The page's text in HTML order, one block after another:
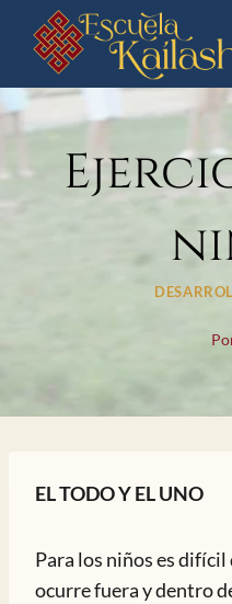
Saltar
contenido
EL TODO Y EL UNO
Para los niños es
ocurre fuera y dentro